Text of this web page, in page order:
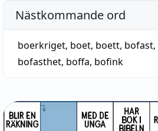
Nästkommande ord
boerkriget, boet, boett, bofast,
bofasthet, boffa, bofink